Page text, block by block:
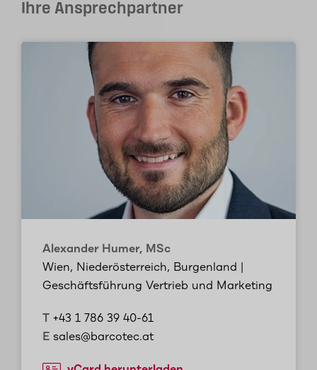
Ihre Ansprechpartner
Alexander Humer, MSc
Wien, Niederösterreich, Burgenland |
Geschäftsführung Vertrieb und Marketing
T +43 1 786 39 40-61
E sales@barcotec.at